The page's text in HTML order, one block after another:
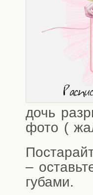
дочь
фото (
–
губами.